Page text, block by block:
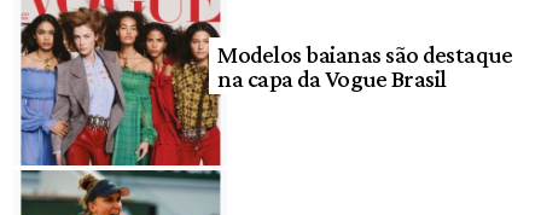
Modelos baianas são destaque
na capa da Vogue Brasil